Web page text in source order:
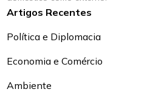
Artigos Recentes
Política e Diplomacia
Economia e Comércio
Ambiente